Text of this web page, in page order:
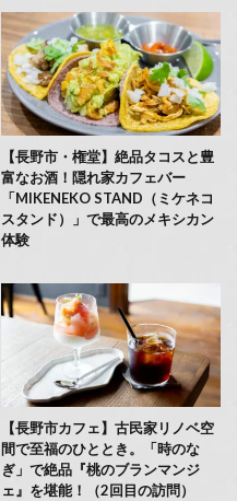
【長野市・権堂】絶品タコスと豊
富なお酒！隠れ家カフェバー
「MIKENEKO STAND（ミケネコ
スタンド）」で最高のメキシカン
体験
【長野市カフェ】古民家リノベ空
間で至福のひととき。「時のな
ぎ」で絶品『桃のブランマンジ
ェ』を堪能！（2回目の訪問）